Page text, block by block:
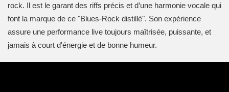
rock. Il est le garant des riffs précis et d’une harmonie vocale qui
font la marque de ce "Blues-Rock distillé". Son expérience
assure une performance live toujours maîtrisée, puissante, et
jamais à court d'énergie et de bonne humeur.